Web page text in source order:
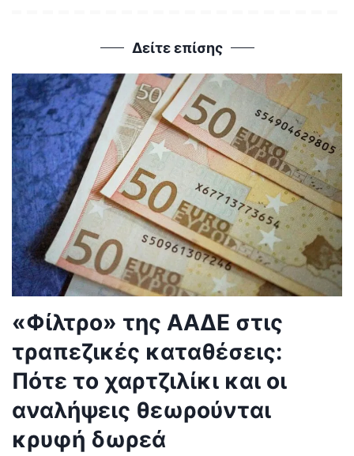
Δείτε επίσης
«Φίλτρο» της ΑΑΔΕ στις
τραπεζικές καταθέσεις:
Πότε το χαρτζιλίκι και οι
αναλήψεις θεωρούνται
κρυφή δωρεά